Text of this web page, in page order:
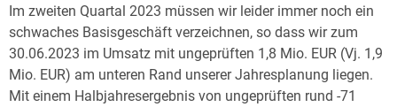
Im zweiten Quartal 2023 müssen wir leider immer noch ein
schwaches Basisgeschäft verzeichnen, so dass wir zum
30.06.2023 im Umsatz mit ungeprüften 1,8 Mio. EUR (Vj. 1,9
Mio. EUR) am unteren Rand unserer Jahresplanung liegen.
Mit einem Halbjahresergebnis von ungeprüften rund -71